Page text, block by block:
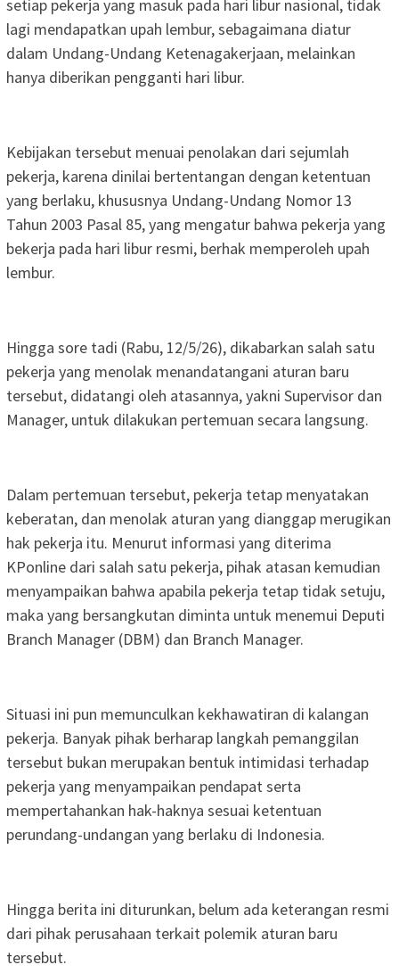
setiap pekerja yang masuk pada hari libur nasional, tidak
lagi mendapatkan upah lembur, sebagaimana diatur
dalam Undang-Undang Ketenagakerjaan, melainkan
hanya diberikan pengganti hari libur.
Kebijakan tersebut menuai penolakan dari sejumlah
pekerja, karena dinilai bertentangan dengan ketentuan
yang berlaku, khususnya Undang-Undang Nomor 13
Tahun 2003 Pasal 85, yang mengatur bahwa pekerja yang
bekerja pada hari libur resmi, berhak memperoleh upah
lembur.
Hingga sore tadi (Rabu, 12/5/26), dikabarkan salah satu
pekerja yang menolak menandatangani aturan baru
tersebut, didatangi oleh atasannya, yakni Supervisor dan
Manager, untuk dilakukan pertemuan secara langsung.
Dalam pertemuan tersebut, pekerja tetap menyatakan
keberatan, dan menolak aturan yang dianggap merugikan
hak pekerja itu. Menurut informasi yang diterima
KPonline dari salah satu pekerja, pihak atasan kemudian
menyampaikan bahwa apabila pekerja tetap tidak setuju,
maka yang bersangkutan diminta untuk menemui Deputi
Branch Manager (DBM) dan Branch Manager.
Situasi ini pun memunculkan kekhawatiran di kalangan
pekerja. Banyak pihak berharap langkah pemanggilan
tersebut bukan merupakan bentuk intimidasi terhadap
pekerja yang menyampaikan pendapat serta
mempertahankan hak-haknya sesuai ketentuan
perundang-undangan yang berlaku di Indonesia.
Hingga berita ini diturunkan, belum ada keterangan resmi
dari pihak perusahaan terkait polemik aturan baru
tersebut.